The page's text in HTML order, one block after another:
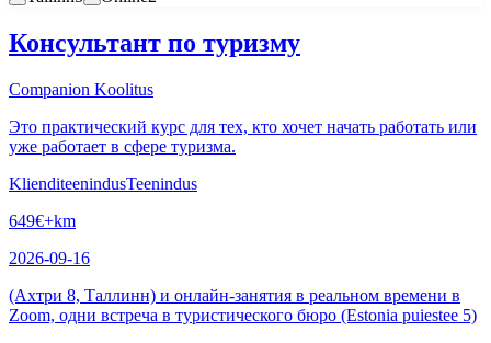
Консультант по туризму
Companion Koolitus
Это практический курс для тех, кто хочет начать работать или
уже работает в сфере туризма.
KlienditeenindusTeenindus
649€+km
2026-09-16
(Ахтри 8, Таллинн) и онлайн-занятия в реальном времени в
Zoom, одни встреча в туристического бюро (Estonia puiestee 5)